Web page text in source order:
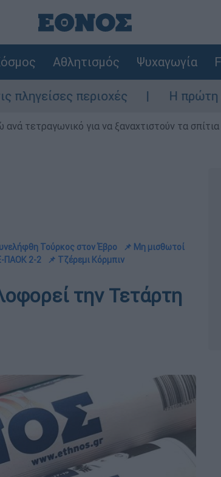
Αθλητισμός Ψυχαγωγία
περιοχές Η πρώτη δήλωση
τετραγωνικό για να ξαναχτιστούν τα σπίτια
Τούρκος στον Έβρο
📌 Μη μισθωτοί
ΠΑΟΚ 2-2
📌 Τζέρεμι Κόρμπιν
την Τετάρτη